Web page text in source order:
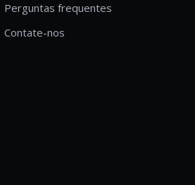
Perguntas frequentes
Contate-nos